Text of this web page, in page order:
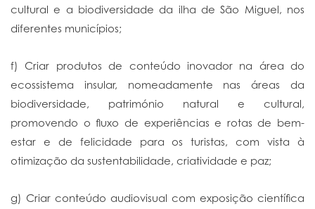
cultural e a biodiversidade da ilha de São Miguel, nos
diferentes municípios;
f) Criar produtos de conteúdo inovador na área do
ecossistema insular, nomeadamente nas áreas da
biodiversidade, património natural e cultural,
promovendo o fluxo de experiências e rotas de bem-
estar e de felicidade para os turistas, com vista à
otimização da sustentabilidade, criatividade e paz;
g) Criar conteúdo audiovisual com exposição científica